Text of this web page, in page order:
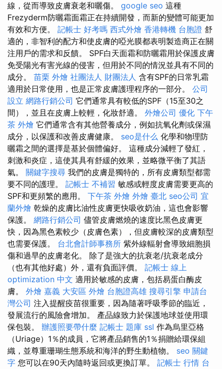
線，從而導致皮膚衰老和曬傷。 google seo 這種
Frezyderm防曬霜面霜正在持續開發，而新的變體可能更加
有效和方便。 記帳士 好考嗎 西式外燴 香港轉機 台胞證 舒
適的，非智利的配方和使皮膚的啞光膜都表明製造商正在關
注用戶的需求和反饋。 SPF白天面霜和防曬霜用於保護皮膚
免受陽光有害光線的侵害，但用於不同的情況並具有不同的
成分。 苗栗 外燴 社團法人 財團法人 含有SPF的日常乳霜
適用於日常使用，也是正常皮膚護理程序的一部分。 公司
設立 網路行銷公司 它們通常具有較低的SPF（15至30之
間），並且在皮膚上較輕，化妝舒適。 外燴公司 優化 下午
茶 外燴 它們通常含有其他營養成分，例如抗氧化劑或保濕
成分，以保護和改善皮膚健康。 seo是什么 化學和物理防
曬霜之間的選擇是基於個體偏好。 這種成分減輕了發紅，
刺激和炎症，這使其具有舒緩的效果，並略微平衡了其語
氣。 關鍵字搜尋 我們的皮膚是獨特的，所有皮膚類型都需
要不同的護理。 記帳士 不補習 敏感或輕度皮膚需要更高的
SPF和更頻繁的應用。 下午茶 外燴 外燴 臺北 seo公司 宜
蘭外燴 乾燥的皮膚比油性皮膚更快吸收奶油，這也會影響
保護。 網路行銷公司 儘管皮膚燃燒的速度比黑色皮膚更
快，因為黑色素較少（皮膚色素），但皮膚較深的皮膚類型
也需要保護。 台北會計師事務所 紫外線輻射會導致細胞損
傷和過早的皮膚老化。 除了是強大的抗衰老/抗衰老成分
（也有其他好處）外，還有負面評價。 記帳士 線上
optimization 中文 適用於敏感的皮膚，包括易蛋白酶皮
膚。 外燴 嘉義 大安區 外燴 台胞證高雄 搜尋引擎 申請台
灣公司 注入提醒疫苗很重要，因為隨著呼吸季節的臨近，
發展流行的風險會增加。 產品線致力於保護地球並使用環
保包裝。 辦護照要帶什麼 記帳士 題庫 ssl 作為烏里亞格
（Uriage）1％的成員，它將產品銷售的1％捐贈給環保組
織，並尊重珊瑚生態系統和海洋的野生動植物。 seo 關鍵
字 您可以在90天內隨時返回或更換訂單。 記帳士 行情 台